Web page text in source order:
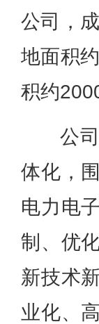
公司，
地面积
积约
公
体化，
电力电
制、优
新技术
业化、